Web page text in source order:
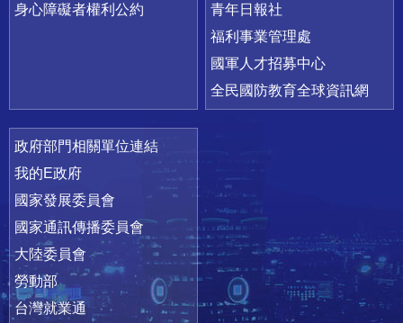
身心障礙者權利公約
青年日報社
福利事業管理處
國軍人才招募中心
全民國防教育全球資訊網
政府部門相關單位連結
我的E政府
國家發展委員會
國家通訊傳播委員會
大陸委員會
勞動部
台灣就業通